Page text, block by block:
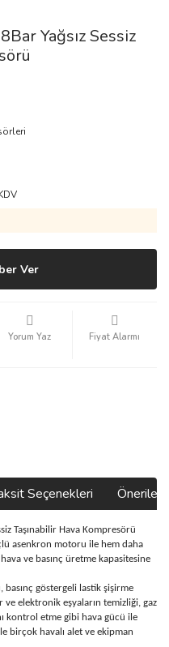
Yağsız Sessiz
Ver
Yorum Yaz Fiyat Alarmı
Seçenekleri
Taşınabilir Hava Kompresörü
asenkron motoru ile hem daha
ve basınç üretme kapasitesine
basınç göstergeli lastik şişirme
ve elektronik eşyaların temizliği, gaz
kontrol etme gibi hava gücü ile
birçok havalı alet ve ekipman